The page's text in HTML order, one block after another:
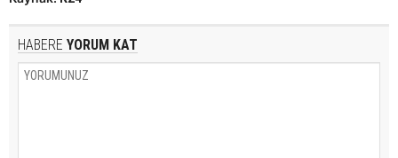
HABERE YORUM KAT